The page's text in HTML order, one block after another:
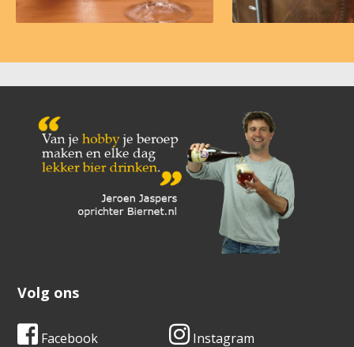
Volg ons
Facebook Instagram